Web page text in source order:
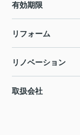
有効期限
リフォーム
リノベーション
取扱会社